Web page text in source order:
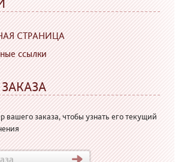
СТРАНИЦА
ссылки
вашего заказа, чтобы узнать его текущий